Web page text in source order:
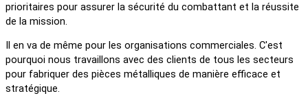
prioritaires pour assurer la sécurité du combattant et la réussite
de la mission.
Il en va de même pour les organisations commerciales. C'est
pourquoi nous travaillons avec des clients de tous les secteurs
pour fabriquer des pièces métalliques de manière efficace et
stratégique.